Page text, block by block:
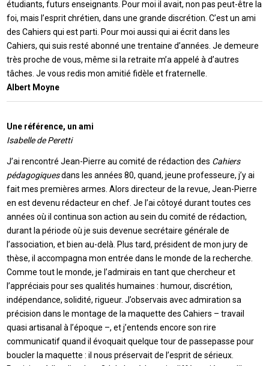
étudiants, futurs enseignants. Pour moi il avait, non pas peut-être la
foi, mais l’esprit chrétien, dans une grande discrétion. C’est un ami
des Cahiers qui est parti. Pour moi aussi qui ai écrit dans les
Cahiers, qui suis resté abonné une trentaine d’années. Je demeure
très proche de vous, même si la retraite m’a appelé à d’autres
tâches. Je vous redis mon amitié fidèle et fraternelle.
Albert Moyne
Une référence, un ami
Isabelle de Peretti
J’ai rencontré Jean-Pierre au comité de rédaction des Cahiers
pédagogiquesdans les années 80, quand, jeune professeure, j’y ai
fait mes premières armes. Alors directeur de la revue, Jean-Pierre
en est devenu rédacteur en chef. Je l’ai côtoyé durant toutes ces
années où il continua son action au sein du comité de rédaction,
durant la période où je suis devenue secrétaire générale de
l’association, et bien au-delà. Plus tard, président de mon jury de
thèse, il accompagna mon entrée dans le monde de la recherche.
Comme tout le monde, je l’admirais en tant que chercheur et
l’appréciais pour ses qualités humaines : humour, discrétion,
indépendance, solidité, rigueur. J’observais avec admiration sa
précision dans le montage de la maquette des Cahiers – travail
quasi artisanal à l’époque –, et j’entends encore son rire
communicatif quand il évoquait quelque tour de passepasse pour
boucler la maquette : il nous préservait de l’esprit de sérieux.